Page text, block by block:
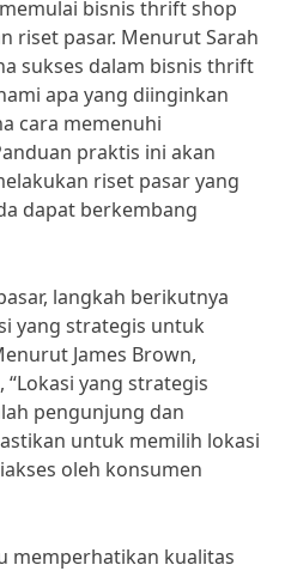
bisnis thrift shop
riset pasar. Menurut Sarah
sukses dalam bisnis thrift
apa yang diinginkan
cara memenuhi
praktis ini akan
riset pasar yang
dapat berkembang
langkah berikutnya
yang strategis untuk
James Brown,
yang strategis
pengunjung dan
untuk memilih lokasi
oleh konsumen
memperhatikan kualitas